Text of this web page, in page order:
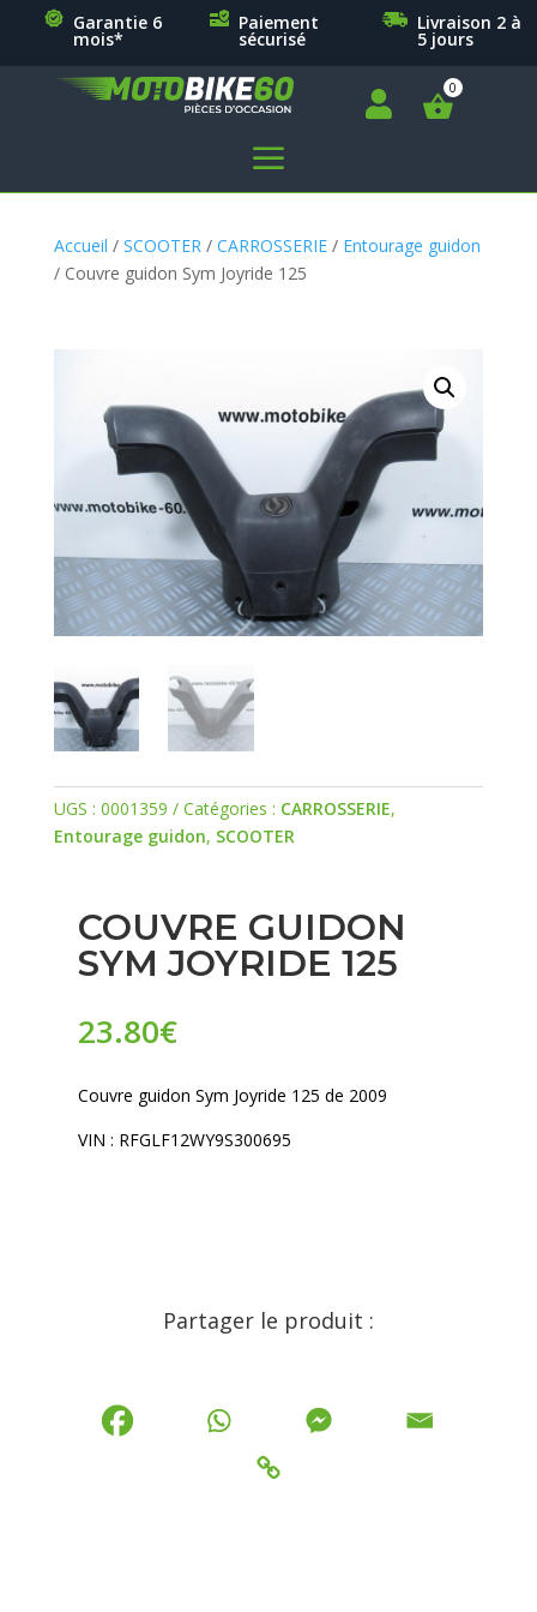
Garantie 6
mois*
Paiement
sécurisé
Livraison 2 à
5 jours

a
Accueil / SCOOTER / CARROSSERIE/ Entourage guidon
/ Couvre guidon Sym Joyride 125
UGS : 0001359 Catégories : CARROSSERIE,
Entourage guidon, SCOOTER
COUVRE GUIDON
SYM JOYRIDE 125
23.80€
Couvre guidon Sym Joyride 125 de 2009
VIN : RFGLF12WY9S300695
Partager le produit :